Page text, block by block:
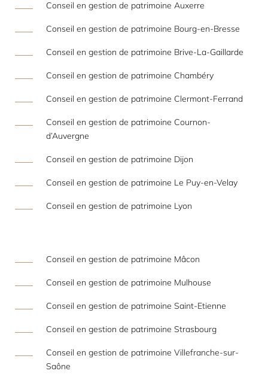
Conseil en gestion de patrimoine Auxerre
Conseil en gestion de patrimoine Bourg-en-Bresse
Conseil en gestion de patrimoine Brive-La-Gaillarde
Conseil en gestion de patrimoine Chambéry
Conseil en gestion de patrimoine Clermont-Ferrand
Conseil en gestion de patrimoine Cournon-
d’Auvergne
Conseil en gestion de patrimoine Dijon
Conseil en gestion de patrimoine Le Puy-en-Velay
Conseil en gestion de patrimoine Lyon
Conseil en gestion de patrimoine Mâcon
Conseil en gestion de patrimoine Mulhouse
Conseil en gestion de patrimoine Saint-Etienne
Conseil en gestion de patrimoine Strasbourg
Conseil en gestion de patrimoine Villefranche-sur-
Saône